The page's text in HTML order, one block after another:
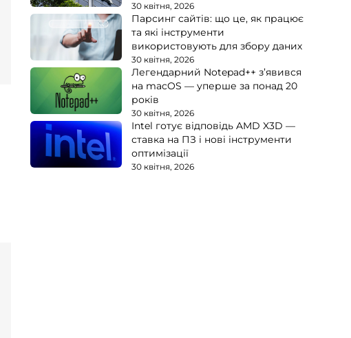
30 квітня, 2026
Парсинг сайтів: що це, як працює
та які інструменти
використовують для збору даних
30 квітня, 2026
Легендарний Notepad++ з’явився
на macOS — уперше за понад 20
років
30 квітня, 2026
Intel готує відповідь AMD X3D —
ставка на ПЗ і нові інструменти
оптимізації
30 квітня, 2026